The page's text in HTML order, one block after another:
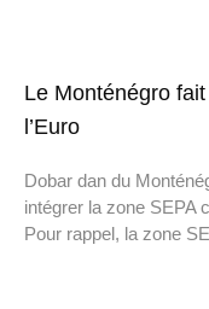
Le Monténégro
l’Euro
Dobar dan du
intégrer la zone SEPA
Pour rappel, la zone